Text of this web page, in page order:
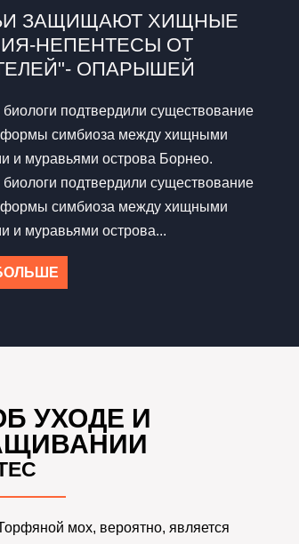
ЗАЩИЩАЮТ ХИЩНЫЕ
НЕПЕНТЕСЫ ОТ
ОПАРЫШЕЙ
биологи подтвердили существование
симбиоза между хищными
и муравьями острова Борнео.
биологи подтвердили существование
симбиоза между хищными
и муравьями острова...
УХОДЕ И
мох, вероятно, является